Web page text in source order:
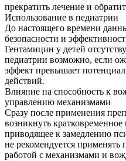
прекратить лечение и
Использование в педиатрии
До настоящего времени
безопасности и
Гентамицин у детей
педиатрии возможно, если
эффект превышает
действий.
Влияние на способность к
управлению механизмами
Сразу после применения
возникнуть
приводящее к замедлению
не рекомендуется применять
работой с механизмами и